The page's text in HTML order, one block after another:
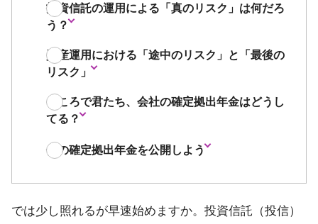
投資信託の運用による「真のリスク」は何だろ
う？
資産運用における「途中のリスク」と「最後の
リスク」
ところで君たち、会社の確定拠出年金はどうし
てる？
僕の確定拠出年金を公開しよう
では少し照れるが早速始めますか。投資信託（投信）